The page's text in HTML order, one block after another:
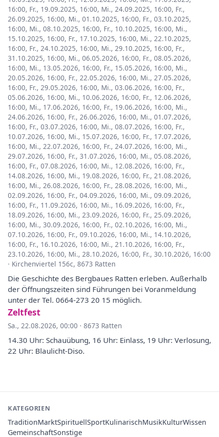
16:00, Fr., 19.09.2025, 16:00, Mi., 24.09.2025, 16:00, Fr.,
26.09.2025, 16:00, Mi., 01.10.2025, 16:00, Fr., 03.10.2025,
16:00, Mi., 08.10.2025, 16:00, Fr., 10.10.2025, 16:00, Mi.,
15.10.2025, 16:00, Fr., 17.10.2025, 16:00, Mi., 22.10.2025,
16:00, Fr., 24.10.2025, 16:00, Mi., 29.10.2025, 16:00, Fr.,
31.10.2025, 16:00, Mi., 06.05.2026, 16:00, Fr., 08.05.2026,
16:00, Mi., 13.05.2026, 16:00, Fr., 15.05.2026, 16:00, Mi.,
20.05.2026, 16:00, Fr., 22.05.2026, 16:00, Mi., 27.05.2026,
16:00, Fr., 29.05.2026, 16:00, Mi., 03.06.2026, 16:00, Fr.,
05.06.2026, 16:00, Mi., 10.06.2026, 16:00, Fr., 12.06.2026,
16:00, Mi., 17.06.2026, 16:00, Fr., 19.06.2026, 16:00, Mi.,
24.06.2026, 16:00, Fr., 26.06.2026, 16:00, Mi., 01.07.2026,
16:00, Fr., 03.07.2026, 16:00, Mi., 08.07.2026, 16:00, Fr.,
10.07.2026, 16:00, Mi., 15.07.2026, 16:00, Fr., 17.07.2026,
16:00, Mi., 22.07.2026, 16:00, Fr., 24.07.2026, 16:00, Mi.,
29.07.2026, 16:00, Fr., 31.07.2026, 16:00, Mi., 05.08.2026,
16:00, Fr., 07.08.2026, 16:00, Mi., 12.08.2026, 16:00, Fr.,
14.08.2026, 16:00, Mi., 19.08.2026, 16:00, Fr., 21.08.2026,
16:00, Mi., 26.08.2026, 16:00, Fr., 28.08.2026, 16:00, Mi.,
02.09.2026, 16:00, Fr., 04.09.2026, 16:00, Mi., 09.09.2026,
16:00, Fr., 11.09.2026, 16:00, Mi., 16.09.2026, 16:00, Fr.,
18.09.2026, 16:00, Mi., 23.09.2026, 16:00, Fr., 25.09.2026,
16:00, Mi., 30.09.2026, 16:00, Fr., 02.10.2026, 16:00, Mi.,
07.10.2026, 16:00, Fr., 09.10.2026, 16:00, Mi., 14.10.2026,
16:00, Fr., 16.10.2026, 16:00, Mi., 21.10.2026, 16:00, Fr.,
23.10.2026, 16:00, Mi., 28.10.2026, 16:00, Fr., 30.10.2026, 16:00
· Kirchenviertel 156c, 8673 Ratten
Die Geschichte des Bergbaues Ratten erleben. Außerhalb
der Öffnungszeiten sind Führungen bei Voranmeldung
unter der Tel. 0664-273 20 15 möglich.
Zeltfest
Sa., 22.08.2026, 00:00 · 8673 Ratten
14.30 Uhr: Schauübung, 16 Uhr: Einlass, 19 Uhr: Verlosung,
22 Uhr: Blaulicht-Diso.
KATEGORIEN
TraditionMarktSpirituellSportKulinarischMusikKulturWissen
GemeinschaftSonstige